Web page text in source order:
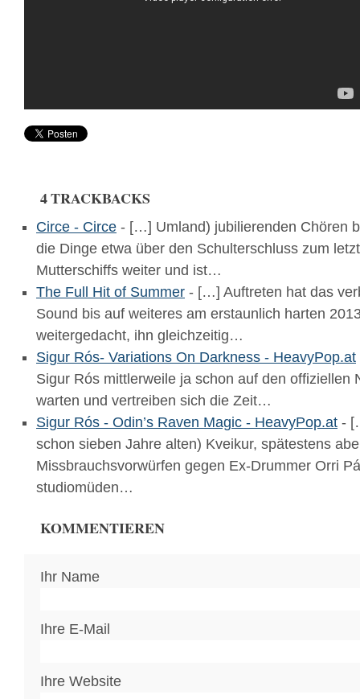
4 TRACKBACKS
Circe - Circe - […] Umland) jubilierenden Chören
die Dinge etwa über den Schulterschluss zum
Mutterschiffs weiter und ist…
The Full Hit of Summer - […] Auftreten hat das
Sound bis auf weiteres am erstaunlich harten
weitergedacht, ihn gleichzeitig…
Sigur Rós- Variations On Darkness - HeavyPop.at
Sigur Rós mittlerweile ja schon auf den offiziellen
warten und vertreiben sich die Zeit…
Sigur Rós - Odin’s Raven Magic - HeavyPop.at -
schon sieben Jahre alten) Kveikur, spätestens
Missbrauchsvorwürfen gegen Ex-Drummer Orri
studiomüden…
KOMMENTIEREN
Ihr Name
Ihre E-Mail
Ihre Website